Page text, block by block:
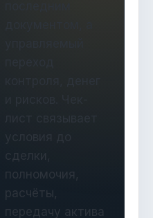
полномочия,
расчёты,
передачу актива